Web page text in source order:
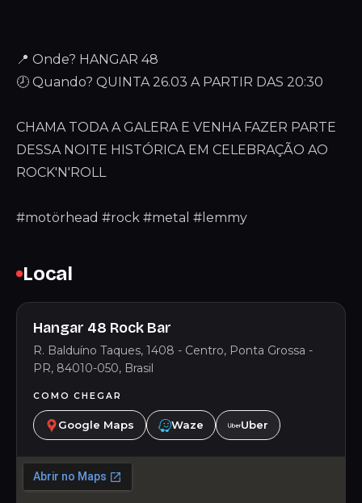
📍 Onde? HANGAR 48
🕗 Quando? QUINTA 26.03 A PARTIR DAS 20:30
CHAMA TODA A GALERA E VENHA FAZER PARTE
DESSA NOITE HISTÓRICA EM CELEBRAÇÃO AO
ROCK'N'ROLL
#motörhead #rock #metal #lemmy
Local
Hangar 48 Rock Bar
R. Balduíno Taques, 1408 - Centro, Ponta Grossa -
PR, 84010-050, Brasil
COMO CHEGAR
Google Maps Waze Uber